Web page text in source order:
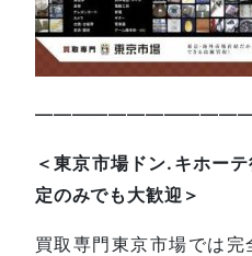
＜東京市場ドン.キホー
定のみでも大歓迎＞
買取専門東京市場では